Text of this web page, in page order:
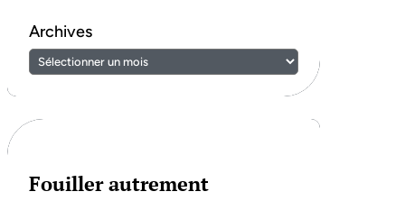
Archives
Fouiller autrement